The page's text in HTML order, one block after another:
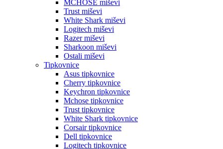
MCHOSE miševi
Trust miševi
White Shark miševi
Logitech miševi
Razer miševi
Sharkoon miševi
Ostali miševi
Tipkovnice
Asus tipkovnice
Cherry tipkovnice
Keychron tipkovnice
Mchose tipkovnice
Trust tipkovnice
White Shark tipkovnice
Corsair tipkovnice
Dell tipkovnice
Logitech tipkovnice